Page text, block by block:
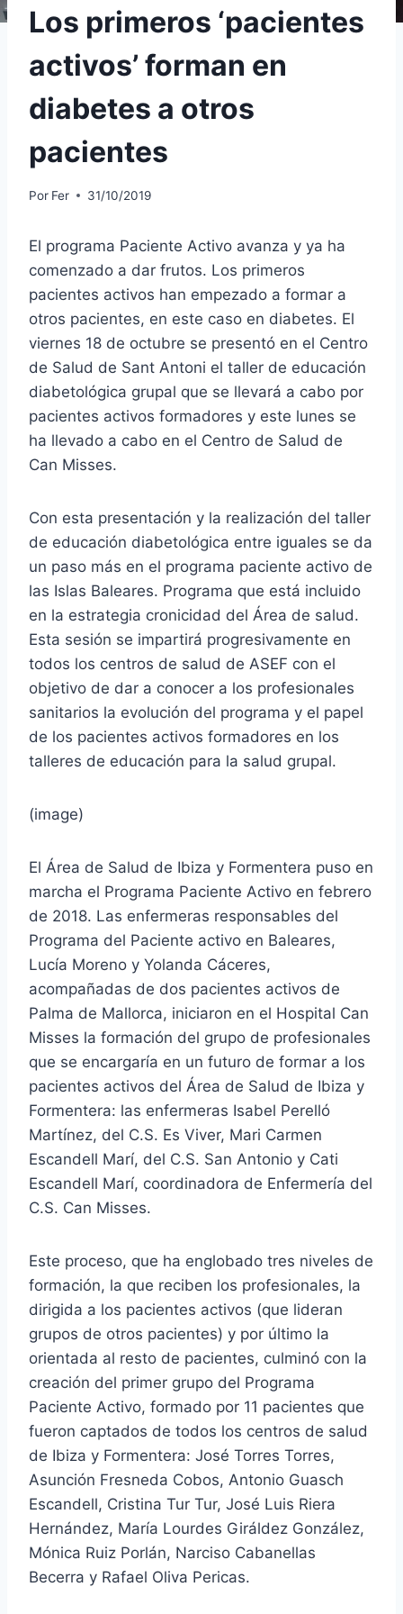
Los primeros ‘pacientes
activos’ forman en
diabetes a otros
pacientes
Por Fer 31/10/2019
El programa Paciente Activo avanza y ya ha
comenzado a dar frutos. Los primeros
pacientes activos han empezado a formar a
otros pacientes, en este caso en diabetes. El
viernes 18 de octubre se presentó en el Centro
de Salud de Sant Antoni el taller de educación
diabetológica grupal que se llevará a cabo por
pacientes activos formadores y este lunes se
ha llevado a cabo en el Centro de Salud de
Can Misses.
Con esta presentación y la realización del taller
de educación diabetológica entre iguales se da
un paso más en el programa paciente activo de
las Islas Baleares. Programa que está incluido
en la estrategia cronicidad del Área de salud.
Esta sesión se impartirá progresivamente en
todos los centros de salud de ASEF con el
objetivo de dar a conocer a los profesionales
sanitarios la evolución del programa y el papel
de los pacientes activos formadores en los
talleres de educación para la salud grupal.
(image)
El Área de Salud de Ibiza y Formentera puso en
marcha el Programa Paciente Activo en febrero
de 2018. Las enfermeras responsables del
Programa del Paciente activo en Baleares,
Lucía Moreno y Yolanda Cáceres,
acompañadas de dos pacientes activos de
Palma de Mallorca, iniciaron en el Hospital Can
Misses la formación del grupo de profesionales
que se encargaría en un futuro de formar a los
pacientes activos del Área de Salud de Ibiza y
Formentera: las enfermeras Isabel Perelló
Martínez, del C.S. Es Viver, Mari Carmen
Escandell Marí, del C.S. San Antonio y Cati
Escandell Marí, coordinadora de Enfermería del
C.S. Can Misses.
Este proceso, que ha englobado tres niveles de
formación, la que reciben los profesionales, la
dirigida a los pacientes activos (que lideran
grupos de otros pacientes) y por último la
orientada al resto de pacientes, culminó con la
creación del primer grupo del Programa
Paciente Activo, formado por 11 pacientes que
fueron captados de todos los centros de salud
de Ibiza y Formentera: José Torres Torres,
Asunción Fresneda Cobos, Antonio Guasch
Escandell, Cristina Tur Tur, José Luis Riera
Hernández, María Lourdes Giráldez González,
Mónica Ruiz Porlán, Narciso Cabanellas
Becerra y Rafael Oliva Pericas.